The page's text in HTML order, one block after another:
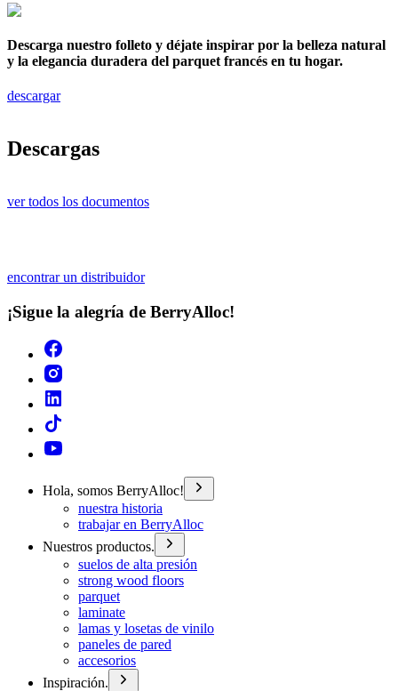
Descarga nuestro folleto y déjate inspirar por la belleza natural
y la elegancia duradera del parquet francés en tu hogar.
descargar
Descargas
ver todos los documentos
encontrar un distribuidor
¡Sigue la alegría de BerryAlloc!
Hola, somos BerryAlloc!
nuestra historia
trabajar en BerryAlloc
Nuestros productos.
suelos de alta presión
strong wood floors
parquet
laminate
lamas y losetas de vinilo
paneles de pared
accesorios
Inspiración.